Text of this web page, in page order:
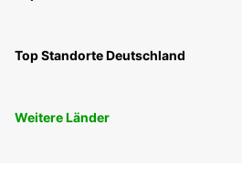
Top Standorte Deutschland
Weitere Länder